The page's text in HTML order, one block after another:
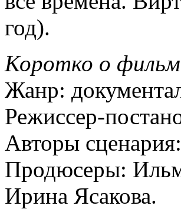
год).
Коротко о
Жанр:
Режиссер-
Авторы
Продюсеры:
Ирина Ясакова.